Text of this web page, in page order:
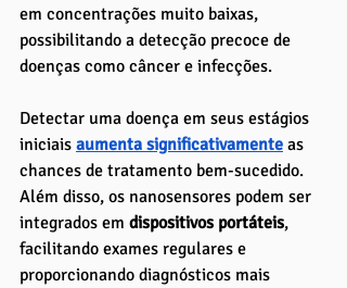
em concentrações muito baixas,
possibilitando a detecção precoce de
doenças como câncer e infecções.
Detectar uma doença em seus estágios
iniciais aumenta significativamente as
chances de tratamento bem-sucedido.
Além disso, os nanosensores podem ser
integrados em dispositivos portáteis,
facilitando exames regulares e
proporcionando diagnósticos mais